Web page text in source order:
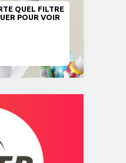
QUEL FILTRE
POUR VOIR